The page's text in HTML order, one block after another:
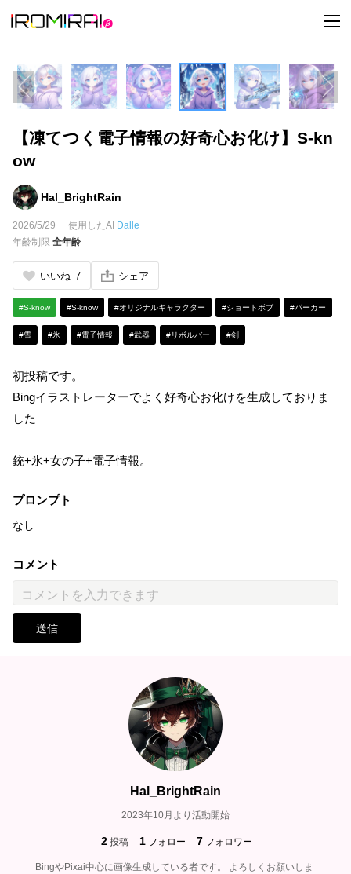
t
o
l
e
n
a
v
g
a
【凍てつく電子情報の好奇心お化け】S-kn
ow
Hal_BrightRain
2026/5/29 使用したAI Dalle
年齢制限 全年齢
いいね 7 シェア
#S-know #S-know #オリジナルキャラクター #ショートボブ #パーカー
#雪 #氷 #電子情報 #武器 #リボルバー #剣
初投稿です。
Bingイラストレーターでよく好奇心お化けを生成しておりま
した
銃+氷+女の子+電子情報。
プロンプト
なし
コメント
送信
Hal_BrightRain
2023年10月より活動開始
2 投稿 1 フォロー 7 フォロワー
BingやPixai中心に画像生成している者です。 よろしくお願いしま